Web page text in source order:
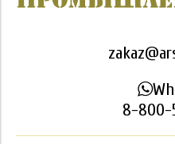
8-800-